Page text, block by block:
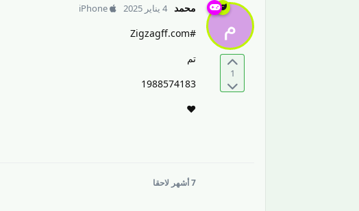
1
م
محمد 4 يناير 2025 iPhone
#Zigzagff.com
تم
1988574183
❤️
7 أشهر لاحقا